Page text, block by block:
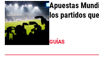
Apuestas
los partidos
GUÍAS